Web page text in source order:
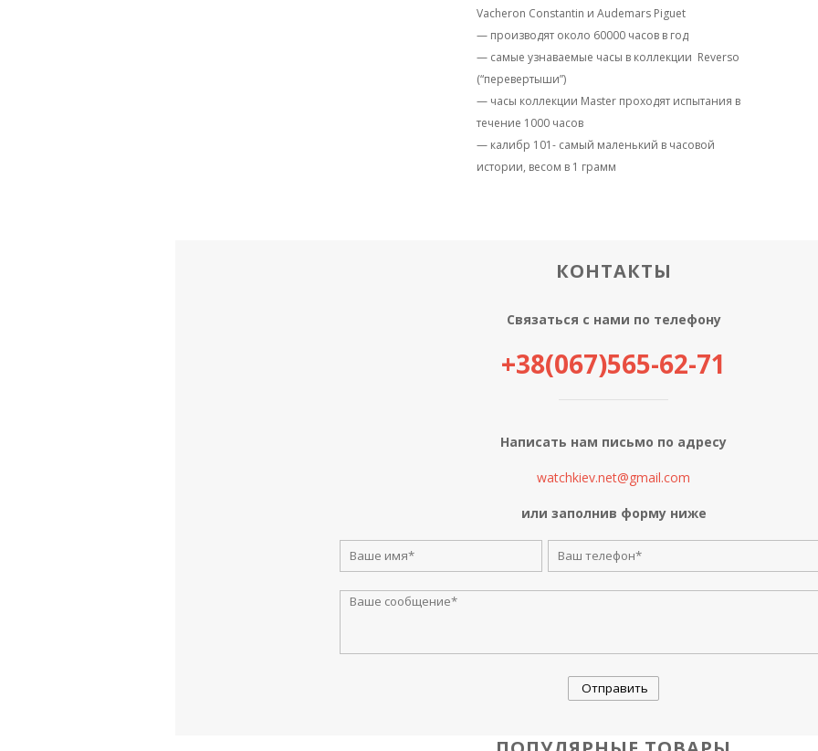
Vacheron Constantin и Audemars Piguet
— производят около 60000 часов в год
— самые узнаваемые часы в коллекции Reverso
(“перевертыши”)
— часы коллекции Master проходят испытания в
течение 1000 часов
— калибр 101- самый маленький в часовой
истории, весом в 1 грамм
КОНТАКТЫ
Связаться с нами по телефону
+38(067)565-62-71
Написать нам письмо по адресу
watchkiev.net@gmail.com
или заполнив форму ниже